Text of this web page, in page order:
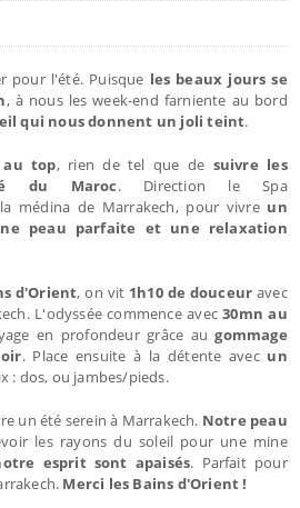
pour l'été. Puisque les beaux jours se
, à nous les week-end farniente au bord
qui nous donnent un joli teint.
au top, rien de tel que de suivre les
du Maroc. Direction le Spa
médina de Marrakech, pour vivreun
peau parfaite et une relaxation
d'Orient, on vit 1h10 de douceuravec
L'odyssée commence avec30mn au
en profondeur grâce augommage
. Place ensuite à la détente avecun
: dos, ou jambes/pieds.
un été serein à Marrakech. Notre peau
les rayons du soleil pour une mine
esprit sont apaisés. Parfait pour
Merci les Bains d'Orient !